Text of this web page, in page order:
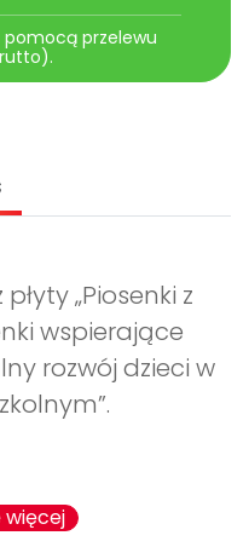
pomocą przelewu
„Piosenki z
wspierające
rozwój dzieci w
więcej